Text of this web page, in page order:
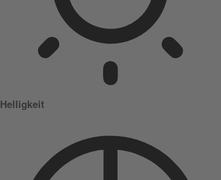
Helligkeit